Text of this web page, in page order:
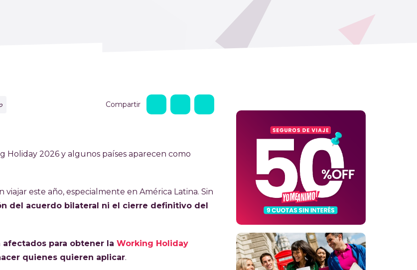
Compartir
Holiday 2026 y algunos países aparecen como
este año, especialmente en América Latina. Sin
del acuerdo bilateral ni el cierre definitivo del
afectados para obtener la Working Holiday
quienes quieren aplicar.